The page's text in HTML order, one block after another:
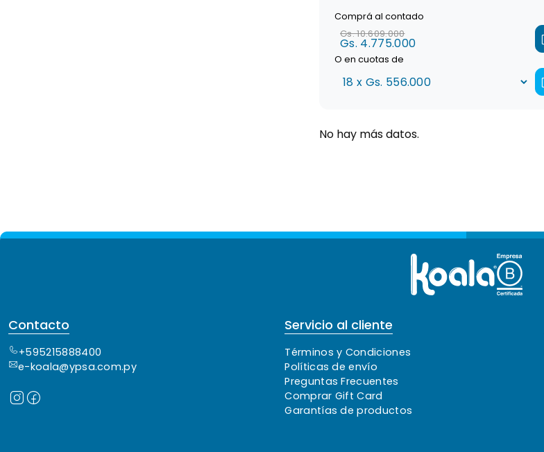
Comprá al contado
Gs. 10.609.000
Gs. 4.775.000
O en cuotas de
No hay más datos.
Contacto
+595215888400
e-koala@ypsa.com.py
Servicio al cliente
Términos y Condiciones
Políticas de envío
Preguntas Frecuentes
Comprar Gift Card
Garantías de productos